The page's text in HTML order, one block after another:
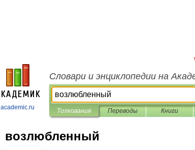
academic.ru
Словари и энциклопедии на
Толкования Переводы Книги
возлюбленный